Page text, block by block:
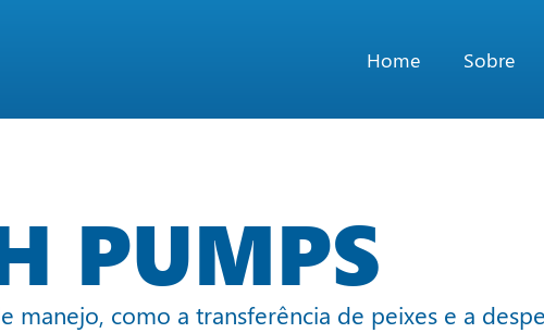
Home Sobre
PUMPS
manejo, como a transferência de peixes e a